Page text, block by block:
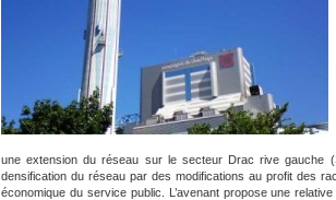
une extension du réseau sur le secteur Drac rive gauche
densification du réseau par des modifications au profit des
économique du service public. L’avenant propose une